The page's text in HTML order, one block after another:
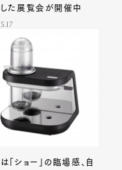
た展覧会が開催中
「ショー」の臨場感、自